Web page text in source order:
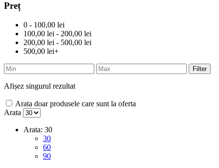
Preț
0 - 100,00 lei
100,00 lei - 200,00 lei
200,00 lei - 500,00 lei
500,00 lei+
Filter
Afișez singurul rezultat
Arata doar produsele care sunt la oferta
Arata
Arata: 30
30
60
90